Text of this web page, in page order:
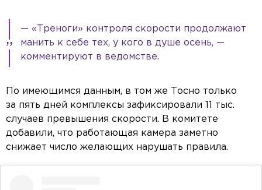
— «Треноги» контроля скорости продолжают
манить к себе тех, у кого в душе осень, —
комментируют в ведомстве.
По имеющимся данным, в том же Тосно только
за пять дней комплексы зафиксировали 11 тыс.
случаев превышения скорости. В комитете
добавили, что работающая камера заметно
снижает число желающих нарушать правила.